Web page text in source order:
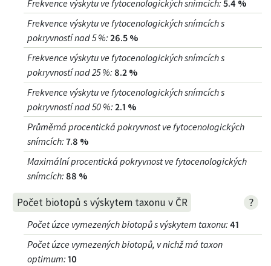
Frekvence výskytu ve fytocenologických snímcích: 5.4 %
Frekvence výskytu ve fytocenologických snímcích s
pokryvností nad 5 %: 26.5 %
Frekvence výskytu ve fytocenologických snímcích s
pokryvností nad 25 %: 8.2 %
Frekvence výskytu ve fytocenologických snímcích s
pokryvností nad 50 %: 2.1 %
Průměrná procentická pokryvnost ve fytocenologických
snímcích: 7.8 %
Maximální procentická pokryvnost ve fytocenologických
snímcích: 88 %
Počet biotopů s výskytem taxonu v ČR ?
Počet úzce vymezených biotopů s výskytem taxonu: 41
Počet úzce vymezených biotopů, v nichž má taxon
optimum: 10